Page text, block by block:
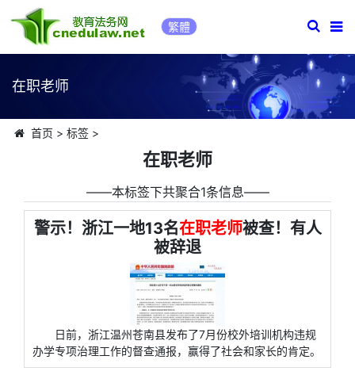
繁體
在职老师
首页 > 标签>
在职老师
――本标签下共聚合1条信息――
警示！浙江一地13名在职老师被查！有人
被辞退
日前，浙江温州苍南县发布了7月份校外培训机构违规
办学专项治理工作的督查通报，赢得了社会和家长的肯定。